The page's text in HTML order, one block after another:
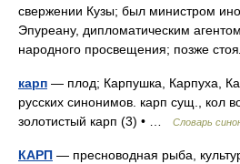
свержении Кузы; был министром
Эпуреану, дипломатическим
народного просвещения; позже
карп — плод; Карпушка, Карпуха,
русских синонимов. карп сущ., кол
золотистый карп (3) • …
Словарь
КАРП — пресноводная рыба,